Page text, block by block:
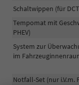
Schaltwippen (für
Tempomat mit
PHEV)
System zur
im
Notfall-Set (nur i.V.m.